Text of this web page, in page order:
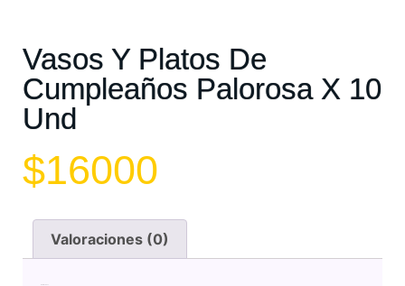
Vasos Y Platos De
Cumpleaños Palorosa X 10
Und
$16000
Valoraciones (0)